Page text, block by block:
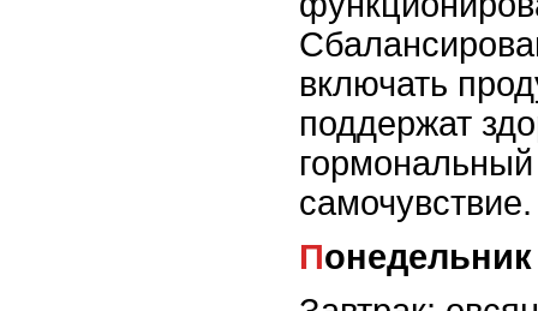
включать
поддержат
самочувствие.
Понедельник